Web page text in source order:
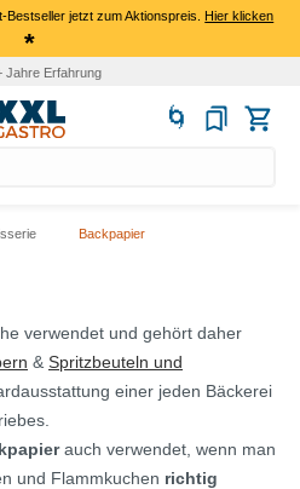
Bestseller jetzt zum Aktionspreis.Hier klicken
*
Jahre Erfahrung
Backpapier
verwendet und gehört daher
& Spritzbeuteln und
einer jeden Bäckerei
auch verwendet, wenn man
und Flammkuchen richtig